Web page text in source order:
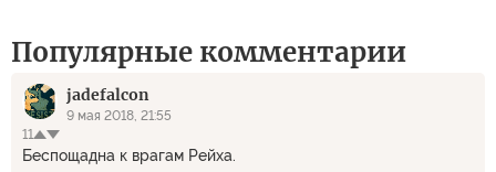
Популярные комментарии
jadefalcon
9 мая 2018, 21:55
11
Беспощадна к врагам Рейха.